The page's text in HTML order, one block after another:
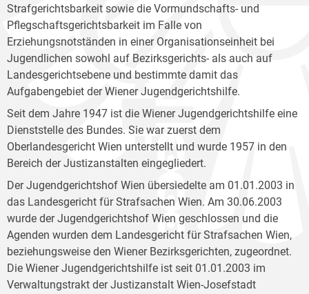
Strafgerichtsbarkeit sowie die Vormundschafts- und
Pflegschaftsgerichtsbarkeit im Falle von
Erziehungsnotständen in einer Organisationseinheit bei
Jugendlichen sowohl auf Bezirksgerichts- als auch auf
Landesgerichtsebene und bestimmte damit das
Aufgabengebiet der Wiener Jugendgerichtshilfe.
Seit dem Jahre 1947 ist die Wiener Jugendgerichtshilfe eine
Dienststelle des Bundes. Sie war zuerst dem
Oberlandesgericht Wien unterstellt und wurde 1957 in den
Bereich der Justizanstalten eingegliedert.
Der Jugendgerichtshof Wien übersiedelte am 01.01.2003 in
das Landesgericht für Strafsachen Wien. Am 30.06.2003
wurde der Jugendgerichtshof Wien geschlossen und die
Agenden wurden dem Landesgericht für Strafsachen Wien,
beziehungsweise den Wiener Bezirksgerichten, zugeordnet.
Die Wiener Jugendgerichtshilfe ist seit 01.01.2003 im
Verwaltungstrakt der Justizanstalt Wien-Josefstadt